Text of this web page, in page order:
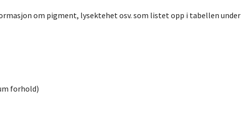
om pigment, lysektehet osv. som listet opp i tabellen under
forhold)